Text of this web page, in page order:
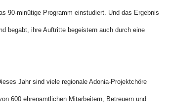
90-minütige Programm einstudiert. Und das Ergebnis
begabt, ihre Auftritte begeistern auch durch eine
Jahr sind viele regionale Adonia-Projektchöre
600 ehrenamtlichen Mitarbeitern, Betreuern und